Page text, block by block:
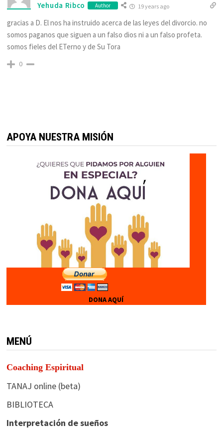
Yehuda Ribco Author 19 years ago
gracias a D. El nos ha instruido acerca de las leyes del divorcio. no
somos paganos que siguen a un falso dios ni a un falso profeta.
somos fieles del ETerno y de Su Tora
0
APOYA NUESTRA MISIÓN
DONA AQUÍ
MENÚ
Coaching Espiritual
TANAJ online (beta)
BIBLIOTECA
Interpretación de sueños